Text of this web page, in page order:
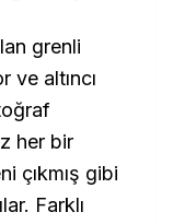
grenli
ve altıncı
her bir
çıkmış gibi
Farklı